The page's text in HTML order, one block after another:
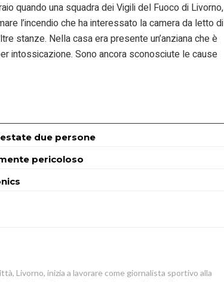
quando una squadra dei Vigili del Fuoco di Livorno,
l’incendio che ha interessato la camera da letto di
stanze. Nella casa era presente un’anziana che è
intossicazione. Sono ancora sconosciute le cause
due persone
pericoloso
Livorno, inizia a lavorare come giornalista sportivo alla